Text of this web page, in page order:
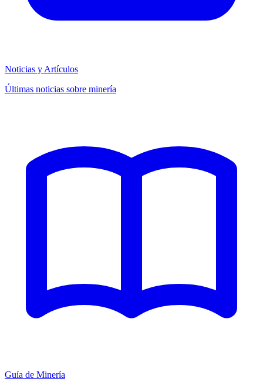
Noticias y Artículos
Últimas noticias sobre minería
Guía de Minería